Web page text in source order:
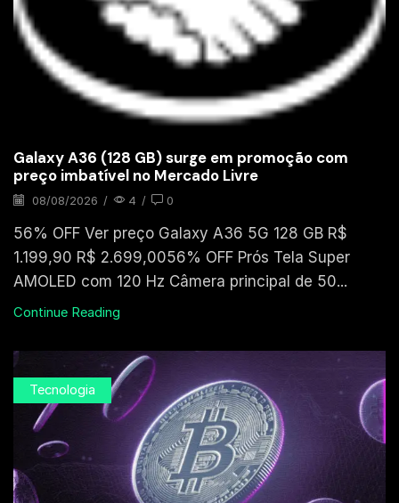
Galaxy A36 (128 GB) surge em promoção com
preço imbatível no Mercado Livre
08/08/2026 / 4 / 0
56% OFF Ver preço Galaxy A36 5G 128 GB R$
1.199,90 R$ 2.699,0056% OFF Prós Tela Super
AMOLED com 120 Hz Câmera principal de 50...
Continue Reading
Tecnologia